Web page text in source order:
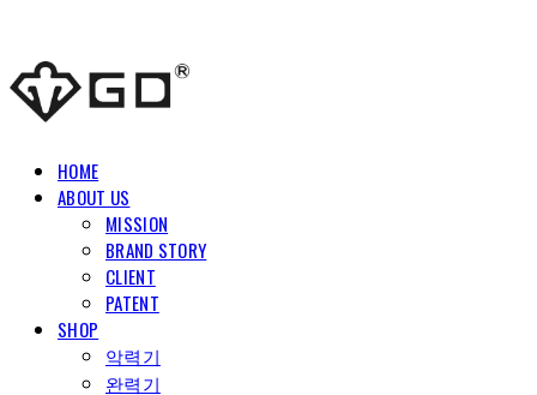
HOME
ABOUT US
MISSION
BRAND STORY
CLIENT
PATENT
SHOP
악력기
완력기